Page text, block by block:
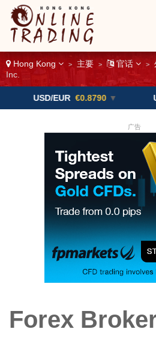
Hong Kong > 主要 > 官话 >
Inc.
€0.8790 ▼ USD/CAD
广告
Forex